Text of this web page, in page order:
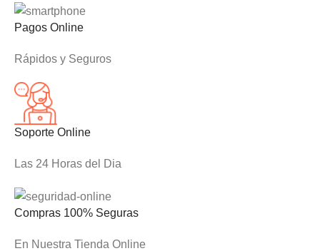
Pagos Online
Rápidos y Seguros
Soporte Online
Las 24 Horas del Dia
Compras 100% Seguras
En Nuestra Tienda Online